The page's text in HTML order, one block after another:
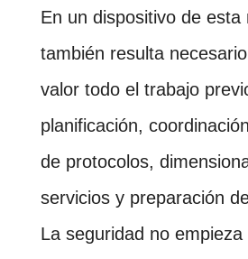
En un dispositivo de esta
también resulta
valor todo el trabajo
planificación,
de protocolos,
servicios y preparación
La seguridad no empieza